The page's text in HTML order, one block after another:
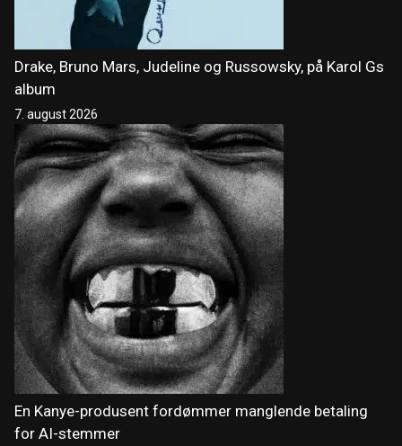
Drake, Bruno Mars, Judeline og Russowsky, på Karol Gs
album
7. august 2026
En Kanye-produsent fordømmer manglende betaling
for AI-stemmer